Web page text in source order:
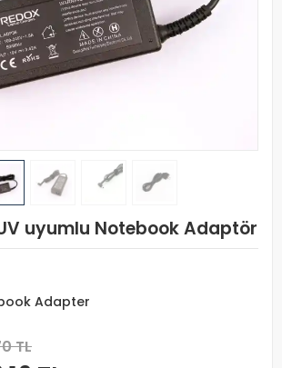
uyumlu Notebook Adaptör
Adapter
TL